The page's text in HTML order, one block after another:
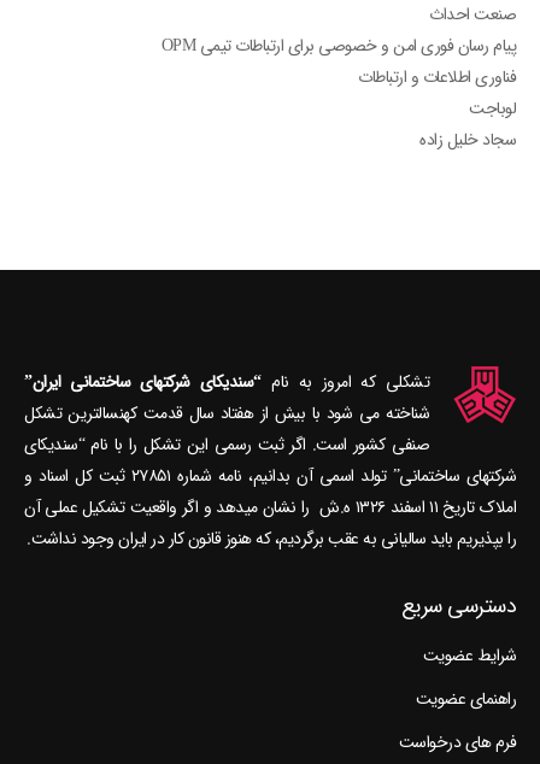
صنعت احداث
پیام رسان فوری امن و خصوصی برای ارتباطات تیمی OPM
فناوری اطلاعات و ارتباطات
لوباجت
سجاد خلیل زاده
تشکلی که امروز به نام“سندیکای شرکتهای ساختمانی ایران”
شناخته می‎ شود با بیش از هفتاد سال قدمت کهنسال‎ترین تشکل
صنفی کشور است. اگر ثبت رسمی این تشکل را با نام “سندیکای
شرکتهای ساختمانی” تولد اسمی آن بدانیم، نامه شماره ۲۷۸۵۱ ثبت کل اسناد و
املاک تاریخ ۱۱ اسفند ۱۳۲۶ ه.ش را نشان می‎دهد و اگر واقعیت تشکیل عملی آن
را بپذیریم باید سالیانی به عقب برگردیم، که هنوز قانون کار در ایران وجود نداشت.
دسترسی سریع
شرایط عضویت
راهنمای عضویت
فرم های درخواست